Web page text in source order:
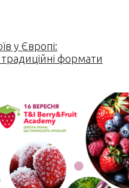
у Європі:
традиційні формати